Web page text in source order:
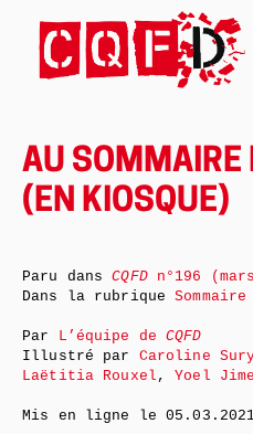
AU SOMMAIRE
(EN KIOSQUE)
Paru dansCQFDn°196
Dans la rubriqueSommaire
Par L’équipe deCQFD
Illustré par Caroline
Laëtitia Rouxel ,Yoel
Mis en ligne le